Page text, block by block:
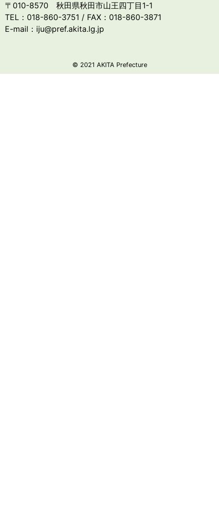
〒010-8570 秋田県秋田市山王四丁目1-1
TEL：018-860-3751 / FAX：018-860-3871
E-mail：iju@pref.akita.lg.jp
© 2021 AKITA Prefecture